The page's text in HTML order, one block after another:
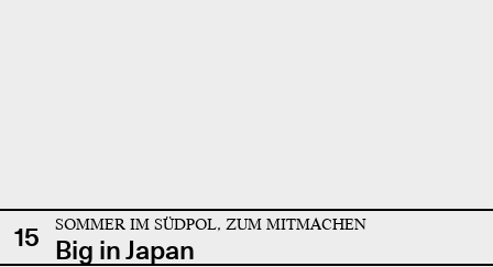
15 SOMMER IM SÜDPOL, ZUM MITMACHEN
Big in Japan